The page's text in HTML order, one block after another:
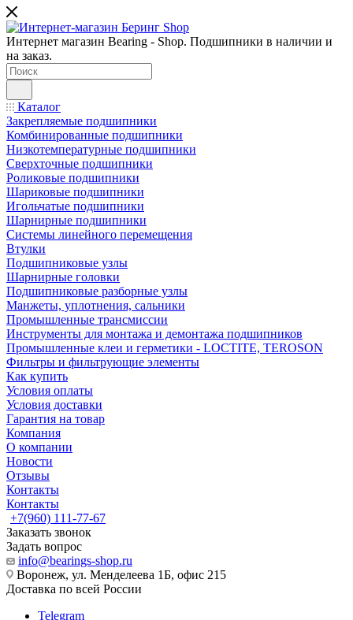
Интернет магазин Bearing - Shop. Подшипники в наличии и
на заказ.
Каталог
Закрепляемые подшипники
Комбинированные подшипники
Низкотемпературные подшипники
Сверхточные подшипники
Роликовые подшипники
Шариковые подшипники
Игольчатые подшипники
Шарнирные подшипники
Системы линейного перемещения
Втулки
Подшипниковые узлы
Шарнирные головки
Подшипниковые разборные узлы
Манжеты, уплотнения, сальники
Промышленные трансмиссии
Инструменты для монтажа и демонтажа подшипников
Промышленные клеи и герметики - LOCTITE, TEROSON
Фильтры и фильтрующие элементы
Как купить
Условия оплаты
Условия доставки
Гарантия на товар
Компания
О компании
Новости
Отзывы
Контакты
Контакты
+7(960) 111-77-67
Заказать звонок
Задать вопрос
info@bearings-shop.ru
Воронеж, ул. Менделеева 1Б, офис 215
Доставка по всей России
Telegram